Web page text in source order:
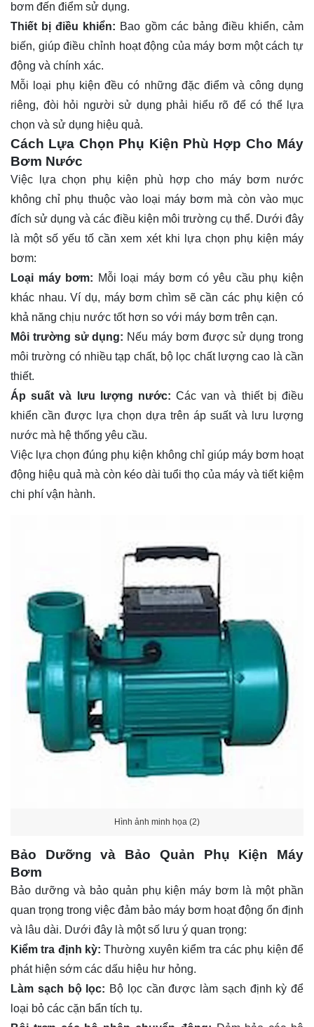
bơm đến điểm sử dụng.
Thiết bị điều khiển: Bao gồm các bảng điều khiển, cảm
biến, giúp điều chỉnh hoạt động của máy bơm một cách tự
động và chính xác.
Mỗi loại phụ kiện đều có những đặc điểm và công dụng
riêng, đòi hỏi người sử dụng phải hiểu rõ để có thể lựa
chọn và sử dụng hiệu quả.
Cách Lựa Chọn Phụ Kiện Phù Hợp Cho Máy
Bơm Nước
Việc lựa chọn phụ kiện phù hợp cho máy bơm nước
không chỉ phụ thuộc vào loại máy bơm mà còn vào mục
đích sử dụng và các điều kiện môi trường cụ thể. Dưới đây
là một số yếu tố cần xem xét khi lựa chọn phụ kiện máy
bơm:
Loại máy bơm: Mỗi loại máy bơm có yêu cầu phụ kiện
khác nhau. Ví dụ, máy bơm chìm sẽ cần các phụ kiện có
khả năng chịu nước tốt hơn so với máy bơm trên cạn.
Môi trường sử dụng: Nếu máy bơm được sử dụng trong
môi trường có nhiều tạp chất, bộ lọc chất lượng cao là cần
thiết.
Áp suất và lưu lượng nước: Các van và thiết bị điều
khiển cần được lựa chọn dựa trên áp suất và lưu lượng
nước mà hệ thống yêu cầu.
Việc lựa chọn đúng phụ kiện không chỉ giúp máy bơm hoạt
động hiệu quả mà còn kéo dài tuổi thọ của máy và tiết kiệm
chi phí vận hành.
Hình ảnh minh họa (2)
Bảo Dưỡng và Bảo Quản Phụ Kiện Máy
Bơm
Bảo dưỡng và bảo quản phụ kiện máy bơm là một phần
quan trọng trong việc đảm bảo máy bơm hoạt động ổn định
và lâu dài. Dưới đây là một số lưu ý quan trọng:
Kiểm tra định kỳ: Thường xuyên kiểm tra các phụ kiện để
phát hiện sớm các dấu hiệu hư hỏng.
Làm sạch bộ lọc: Bộ lọc cần được làm sạch định kỳ để
loại bỏ các cặn bẩn tích tụ.